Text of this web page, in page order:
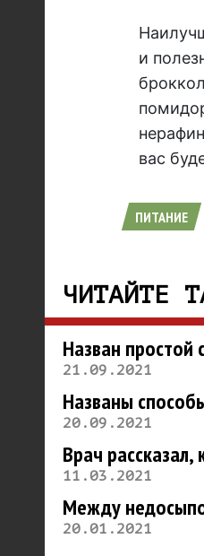
и
вас
ПИТАНИЕ
ЧИТАЙТЕ
Назван простой
21.09.2021
Названы
20.09.2021
Врач рассказал,
11.03.2021
Между
20.01.2021